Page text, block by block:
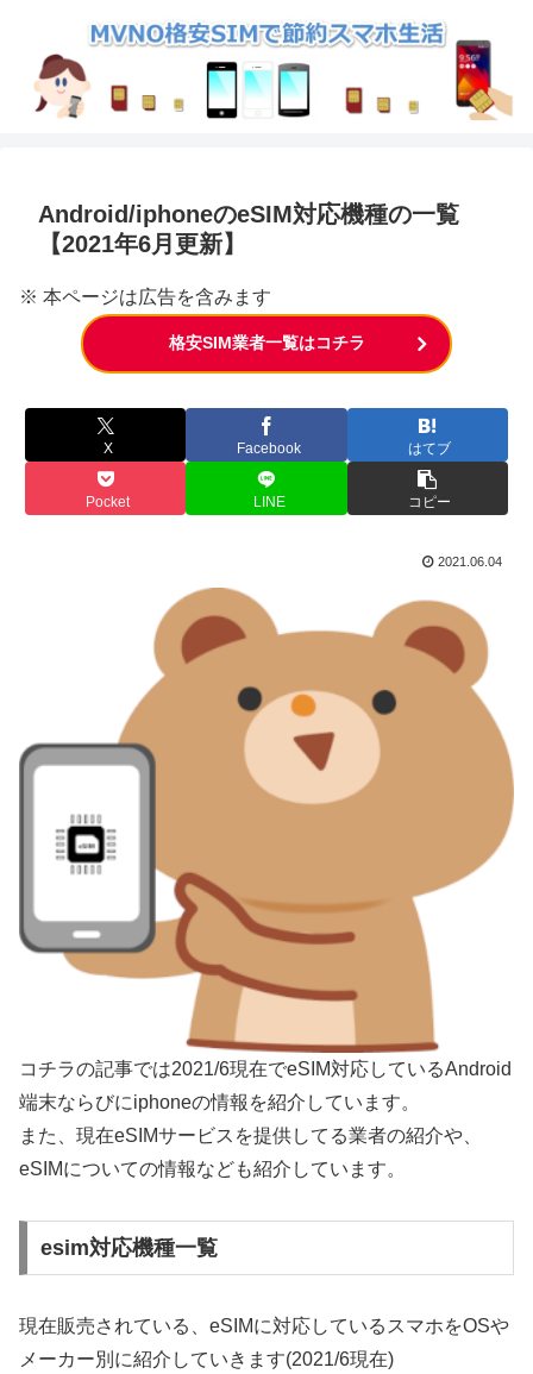
Android/iphoneのeSIM対応機種の一覧
【2021年6月更新】
※ 本ページは広告を含みます
格安SIM業者一覧はコチラ
X Facebook はてブ
Pocket LINE コピー
2021.06.04
コチラの記事では2021/6現在でeSIM対応しているAndroid
端末ならびにiphoneの情報を紹介しています。
また、現在eSIMサービスを提供してる業者の紹介や、
eSIMについての情報なども紹介しています。
esim対応機種一覧
現在販売されている、eSIMに対応しているスマホをOSや
メーカー別に紹介していきます(2021/6現在)